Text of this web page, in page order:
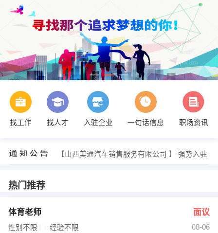
找工作 找人才 入驻企业 一句话信息 职场资讯
人事部 发布 [销售代表 ] 招聘信息
【山西美通汽车销售服务有限公司 】 强势入驻
【四川玺诺互娱传媒有限公司】 强势入驻
热门推荐
体育老师 面议
性别不限 经验不限
08-06